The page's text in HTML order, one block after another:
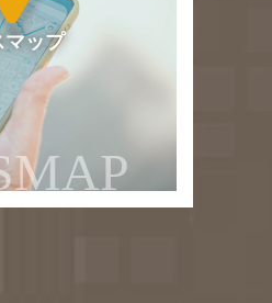
マップ